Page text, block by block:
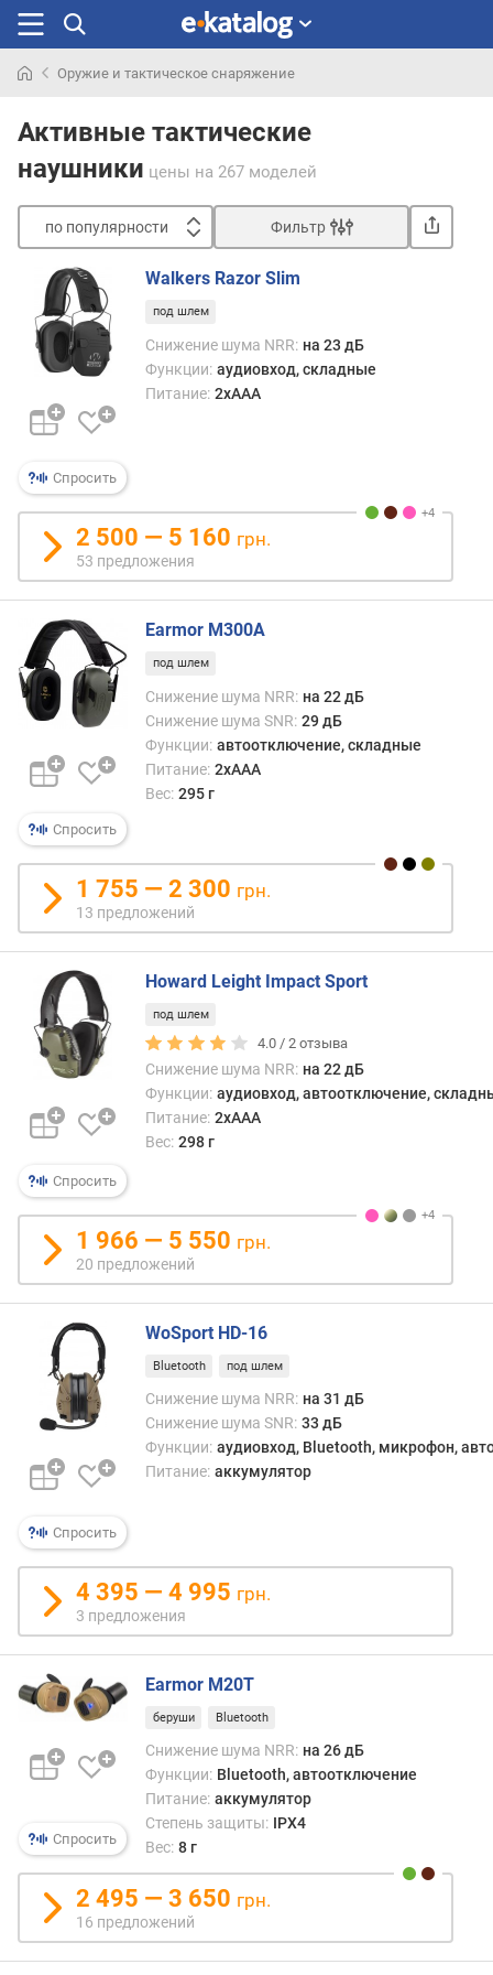
раньше
Оружие и тактическое снаряжение
Активные тактические
наушники цены на 267 моделей
по популярности
п
о
п
о
у
л
р
н
с
о
т
д
е
е
в
х
к
д
о
р
о
и
м
о
т
о
г
и
х
к
д
е
ш
е
в
ы
м
п
о
т
з
ы
в
а
м
п
д
а
д
о
а
Фильтр
Спросить
Walkers Razor Slim
под шлем
Снижение шума NRR: на 23 дБ
Функции: аудиовход, складные
Питание: 2xAAA
2 500 — 5 160 грн.
53 предложения
Спросить
Earmor M300A
под шлем
Снижение шума NRR: на 22 дБ
Снижение шума SNR: 29 дБ
Функции: автоотключение, складные
Питание: 2xAAA
Вес: 295 г
1 755 — 2 300 грн.
13 предложений
Спросить
Howard Leight Impact Sport
под шлем
4.0 /2 отзыва
Снижение шума NRR: на 22 дБ
Функции: аудиовход, автоотключение,
Питание: 2xAAA
Вес: 298 г
1 966 — 5 550 грн.
20 предложений
Спросить
WoSport HD-16
Bluetooth под шлем
Снижение шума NRR: на 31 дБ
Снижение шума SNR: 33 дБ
Функции: аудиовход, Bluetooth, микрофон,
Питание: аккумулятор
4 395 — 4 995 грн.
3 предложения
Спросить
Earmor M20T
беруши Bluetooth
Снижение шума NRR: на 26 дБ
Функции: Bluetooth, автоотключение
Питание: аккумулятор
Степень защиты: IPX4
Вес: 8 г
2 495 — 3 650 грн.
16 предложений